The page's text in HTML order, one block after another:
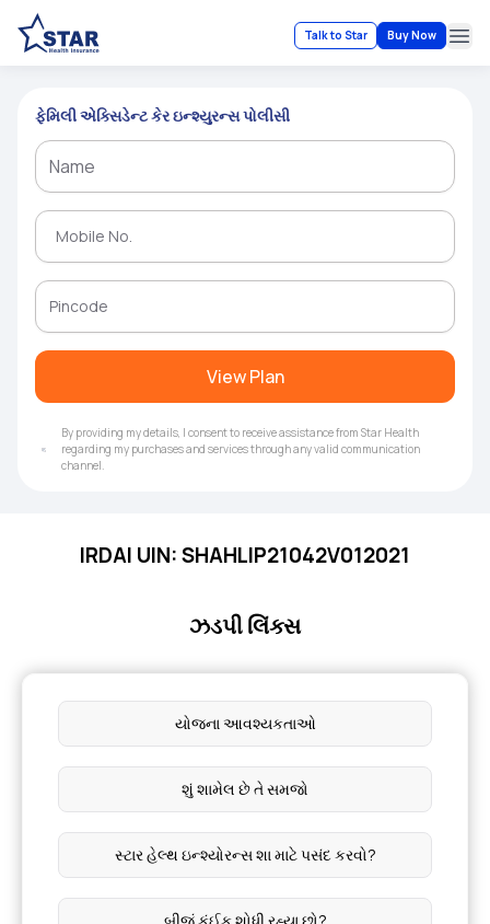
Talk to Star Buy Now
ફેમિલી એક્સિડેન્ટ કેર ઇન્શ્યુરન્સ પોલીસી
View Plan
By providing my details, I consent to receive assistance from Star Health
regarding my purchases and services through any valid communication
channel.
IRDAI UIN: SHAHLIP21042V012021
ઝડપી લિંક્સ
યોજના આવશ્યકતાઓ
શું શામેલ છે તે સમજો
સ્ટાર હેલ્થ ઇન્શ્યોરન્સ શા માટે પસંદ કરવો?